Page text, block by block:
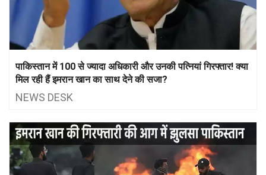
पाकिस्तान में 100 से ज्यादा अधिकारी और उनकी पत्नियां गिरफ्तार! क्या
मिल रही हैं इमरान खान का साथ देने की सजा?
NEWS DESK